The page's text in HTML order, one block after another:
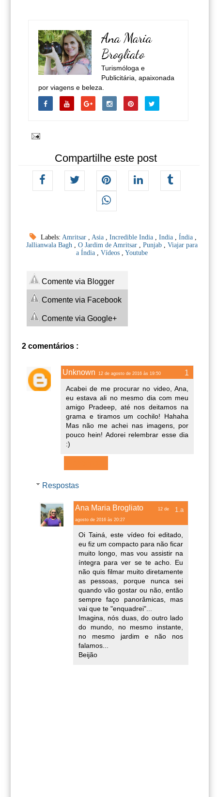
Ana Maria
Brogliato
Turismóloga e
Publicitária, apaixonada
por viagens e beleza.
Compartilhe este post
Labels: Amritsar Asia Incredible India India Índia
Jallianwala Bagh
O Jardim de Amritsar Punjab
Viajar para
a Índia
Vídeos Youtube
Comente via Blogger
Comente via Facebook
Comente via Google+
2 comentários :
Unknown 12 de agosto de 2016 às 19:50
Acabei de me procurar no video, Ana,
eu estava ali no mesmo dia com meu
amigo Pradeep, até nos deitamos na
grama e tiramos um cochilo! Hahaha
Mas não me achei nas imagens, por
pouco hein! Adorei relembrar esse dia
:)
Respostas
Ana Maria Brogliato 12 de
agosto de 2016 às 20:27
Oi Tainá, este vídeo foi editado,
eu fiz um compacto para não ficar
muito longo, mas vou assistir na
íntegra para ver se te acho. Eu
não quis filmar muito diretamente
as pessoas, porque nunca sei
quando vão gostar ou não, então
sempre faço panorâmicas, mas
vai que te "enquadrei"...
Imagina, nós duas, do outro lado
do mundo, no mesmo instante,
no mesmo jardim e não nos
falamos...
Beijão